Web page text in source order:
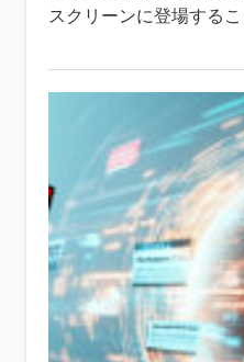
スクリーンに登場する